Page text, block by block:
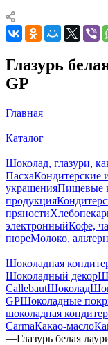
Глазурь
GP
Главная
—
Каталог
—
Шоколад, глазури,
ПасхаКондитерские
украшенияПищевые
продукция
пряности
электронныйКофе,
пюреМолоко,
—
Шоколадная
Шоколадный декор
CallebautШоколад
GPШоколадные
шоколадная
CarmaКакао-масло
—Глазурь белая